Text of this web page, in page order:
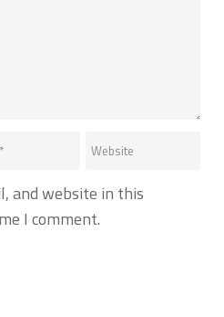
and website in this
I comment.